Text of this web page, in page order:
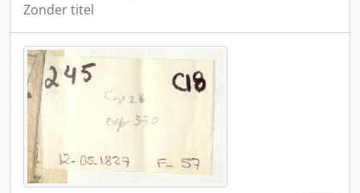
Zonder titel